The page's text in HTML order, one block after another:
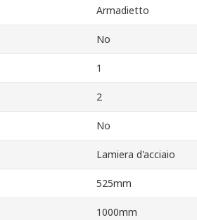
Armadietto
No
1
2
No
Lamiera d'acciaio
525mm
1000mm